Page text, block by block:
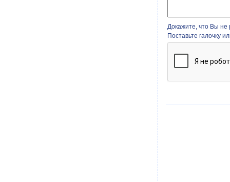
Докажите, что Вы не
Поставьте галочку